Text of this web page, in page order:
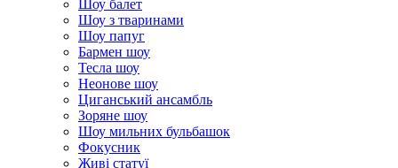
Шоу балет
Шоу з тваринами
Шоу папуг
Бармен шоу
Тесла шоу
Неонове шоу
Циганський ансамбль
Зоряне шоу
Шоу мильних бульбашок
Фокусник
Живі статуї